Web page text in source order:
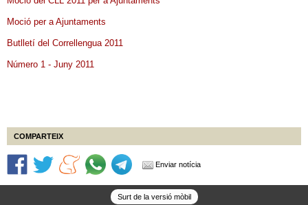
Moció per a Ajuntaments
Butlletí del Correllengua 2011
Número 1 - Juny 2011
COMPARTEIX
Enviar notícia
Surt de la versió mòbil